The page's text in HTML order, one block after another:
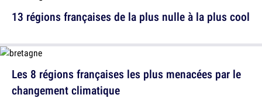
Les 8 régions françaises les plus menacées par le
changement climatique
13 régions françaises de la plus nulle à la plus cool